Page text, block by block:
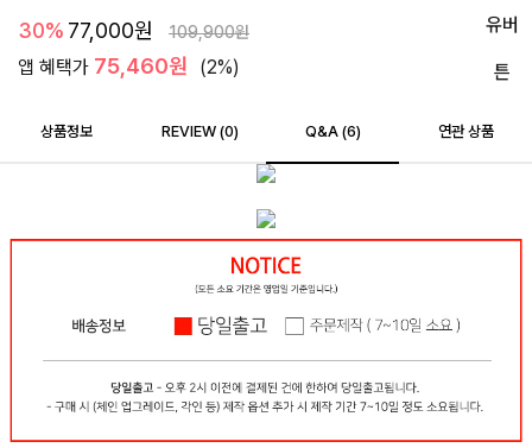
30% 77,000원 109,900원
앱 혜택가 75,460원 (2%)
상품정보 REVIEW (0) Q&A (6) 연관 상품